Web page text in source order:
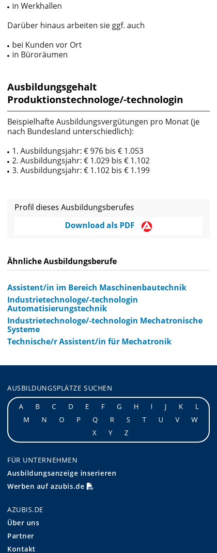
in Werkhallen
Darüber hinaus arbeiten sie ggf. auch
bei Kunden vor Ort
in Büroräumen
Ausbildungsgehalt
Produktionstechnologe/-technologin
Beispielhafte Ausbildungsvergütungen pro Monat (je
nach Bundesland unterschiedlich):
1. Ausbildungsjahr: € 976 bis € 1.053
2. Ausbildungsjahr: € 1.029 bis € 1.102
3. Ausbildungsjahr: € 1.102 bis € 1.199
Profil dieses Ausbildungsberufes
Download als PDF
Ähnliche Ausbildungsberufe
Assistent/in im Bereich Maschinenbautechnik
Industrietechnologe/-technologin
Automatisierungstechnik
Industrietechnologe/-technologin Mechatronische
Systeme
Technische/r Assistent/in für Mechatronik
AUSBILDUNGSPLÄTZE SUCHEN
A
B C D E F G H I J K
L
M
N O P Q R S T U V
W
X
Y Z
FÜR UNTERNEHMEN
Ausbildungsanzeige inserieren
Werben auf azubis.de
AZUBIS.DE
Über uns
Partner
Kontakt